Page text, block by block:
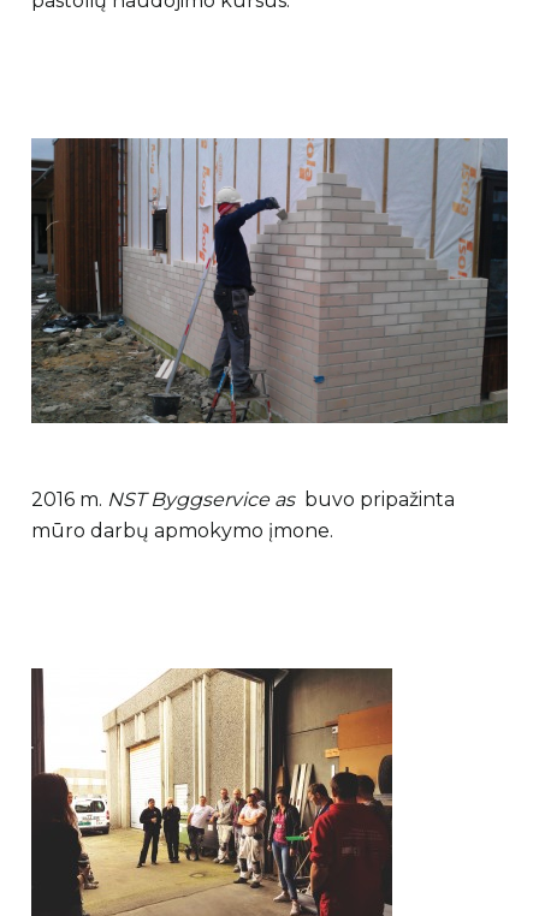
2016 m. NST Byggservice as buvo pripažinta
mūro darbų apmokymo įmone.